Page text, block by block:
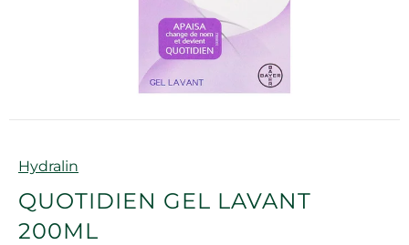
Marque
Hydralin
QUOTIDIEN GEL LAVANT
200ML